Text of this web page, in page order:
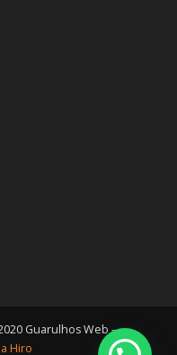
Guarulhos Web -
Hiro